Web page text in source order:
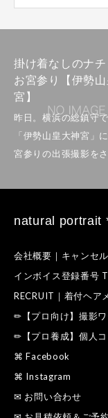
掛け着なしのナ
お宮参り【伊勢
宮】
natural portrait
会社概要｜キャンセ
インボイス登録番
RECRUIT｜着付ヘア
✏【プロ向け】撮影
✏【プロ養成】個人
⌘ Facebook
⌘ Instagram
✉ お問い合わせ